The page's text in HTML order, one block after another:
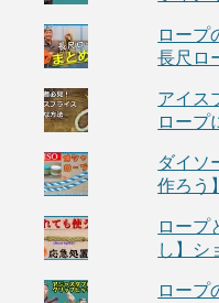
ロープ
長尺ロ
アイス
ロープ
ダイソ
作ろう
ロープ
し】シ
ロープ